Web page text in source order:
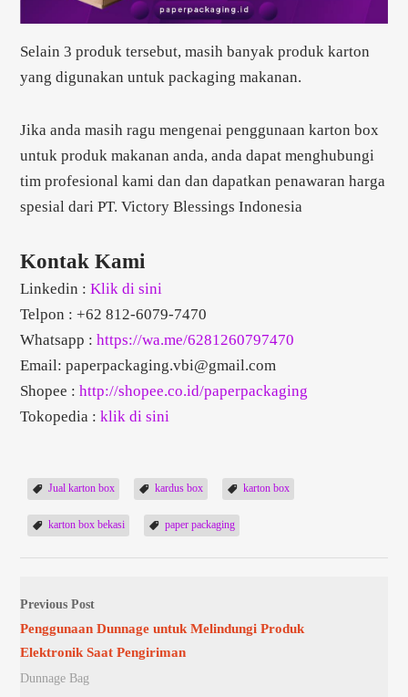
Selain 3 produk tersebut, masih banyak produk karton
yang digunakan untuk packaging makanan.
Jika anda masih ragu mengenai penggunaan karton box
untuk produk makanan anda, anda dapat menghubungi
tim profesional kami dan dan dapatkan penawaran harga
spesial dari PT. Victory Blessings Indonesia
Kontak Kami
Linkedin :Klik di sini
Telpon : +62 812-6079-7470
Whatsapp :https://wa.me/6281260797470
Email:paperpackaging.vbi@gmail.com
Shopee :http://shopee.co.id/paperpackaging
Tokopedia :klik di sini
Jual karton box kardus box karton box
karton box bekasi paper packaging
Previous Post
Penggunaan Dunnage untuk Melindungi Produk
Elektronik Saat Pengiriman
Dunnage Bag